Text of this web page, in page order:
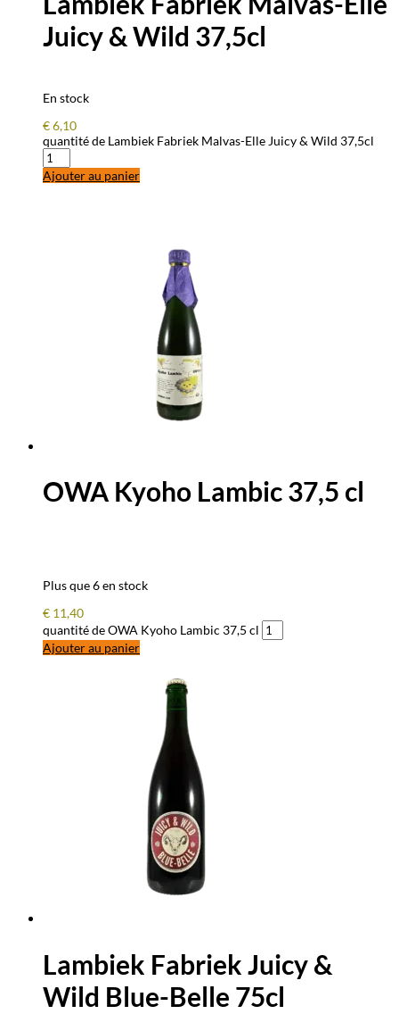
Juicy & Wild 37,5cl
En stock
€6,10
quantité de Lambiek Fabriek Malvas-Elle Juicy & Wild 37,5cl
Ajouter au panier
OWA Kyoho Lambic 37,5 cl
Plus que 6 en stock
€ 11,40
quantité de OWA Kyoho Lambic 37,5 cl
Ajouter au panier
Lambiek Fabriek Juicy &
Wild Blue-Belle 75cl